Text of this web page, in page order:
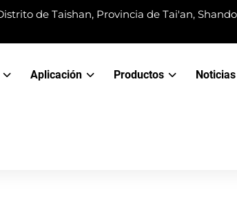
de Taishan, Provincia de Tai'an,
Aplicación Productos Noticias